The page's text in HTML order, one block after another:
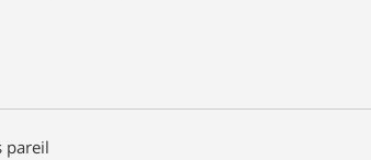
pareil